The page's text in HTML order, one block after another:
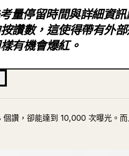
量停留時間與詳細資
讚數，這使得帶有外
有機會爆紅。
讚，卻能達到 10,000 次曝光。